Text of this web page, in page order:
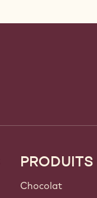
PRODUITS
Chocolat